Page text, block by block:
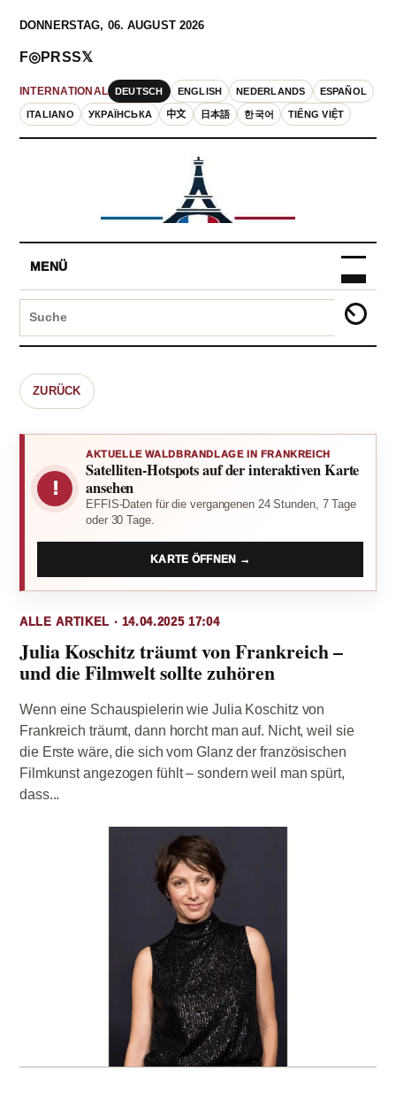
DONNERSTAG, 06. AUGUST 2026
INTERNATIONAL DEUTSCH ENGLISH NEDERLANDS ESPAÑOL
ITALIANO УКРАЇНСЬКА 中文 日本語 한국어 TIẾNG VIỆT
F◎PRSS𝕏
MENÜ
ZURÜCK
!
AKTUELLE WALDBRANDLAGE IN FRANKREICH
Satelliten-Hotspots auf der interaktiven Karte
ansehen
EFFIS-Daten für die vergangenen 24 Stunden, 7 Tage
oder 30 Tage.
KARTE ÖFFNEN →
ALLE ARTIKEL · 14.04.2025 17:04
Julia Koschitz träumt von Frankreich –
und die Filmwelt sollte zuhören
Wenn eine Schauspielerin wie Julia Koschitz von
Frankreich träumt, dann horcht man auf. Nicht, weil sie
die Erste wäre, die sich vom Glanz der französischen
Filmkunst angezogen fühlt – sondern weil man spürt,
dass...